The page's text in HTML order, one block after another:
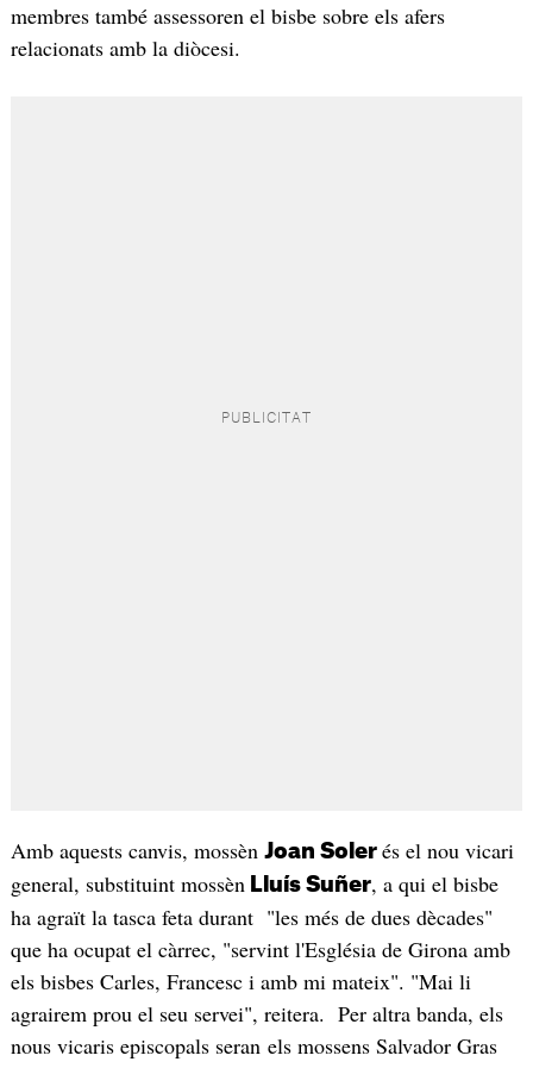
membres també assessoren el bisbe sobre els afers
relacionats amb la diòcesi.
Amb aquests canvis, mossèn Joan Soler és el nou vicari
general, substituint mossèn Lluís Suñer, a qui el bisbe
ha agraït la tasca feta durant "les més de dues dècades"
que ha ocupat el càrrec, "servint l'Església de Girona amb
els bisbes Carles, Francesc i amb mi mateix". "Mai li
agrairem prou el seu servei", reitera. Per altra banda, els
nous vicaris episcopals seran els mossens Salvador Gras